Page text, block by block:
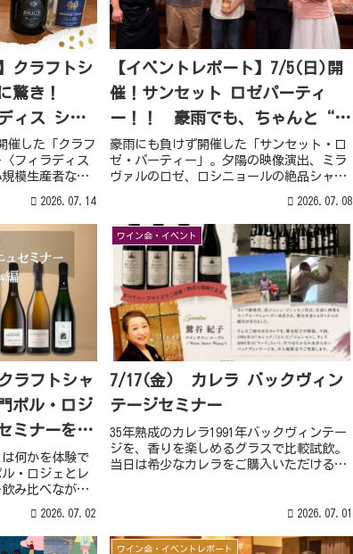
クラフトシ
驚き！
ィス シャ
催レポート
催した「クラフ
フィラディス
模生産者なら
紹介します。
2026.07.14
【イベントレポート】7/5(日)開
催！サンセット ロゼパーティ
ー！！ 豪雨でも、ちゃんと“サ
ンセット”でした。
豪雨にも負けず開催した「サンセット・ロ
ゼ・パーティー」。夕陽の映像演出、ミラ
ヴァルのロゼ、ロシニョールの絶品シャル
しい”と“楽しい”が連発する夜となりま
した。
2026.07.08
ラフトシャ
ポル・ロジ
ミナーを大
何かを体験で
・ロジェとレ
み比べなが
、大阪・ワイン
2026.07.02
ワイン会・イベント
7/17(金) カレラ バックヴィン
テージセミナー
35年熟成のカレラ1991年バックヴィンテー
ジを、香りを楽しめるグラスで比較試飲。
当日は希少なカレラをご購入いただけるチ
2026.07.01
ワイン会・イベントレポート